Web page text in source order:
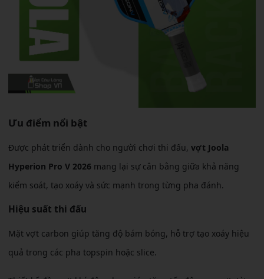
Ưu điểm nổi bật
Được phát triển dành cho người chơi thi đấu, vợt Joola
Hyperion Pro V 2026 mang lại sự cân bằng giữa khả năng
kiểm soát, tạo xoáy và sức mạnh trong từng pha đánh.
Hiệu suất thi đấu
Mặt vợt carbon giúp tăng độ bám bóng, hỗ trợ tạo xoáy hiệu
quả trong các pha topspin hoặc slice.